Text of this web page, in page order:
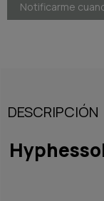
DESCRIPCIÓN